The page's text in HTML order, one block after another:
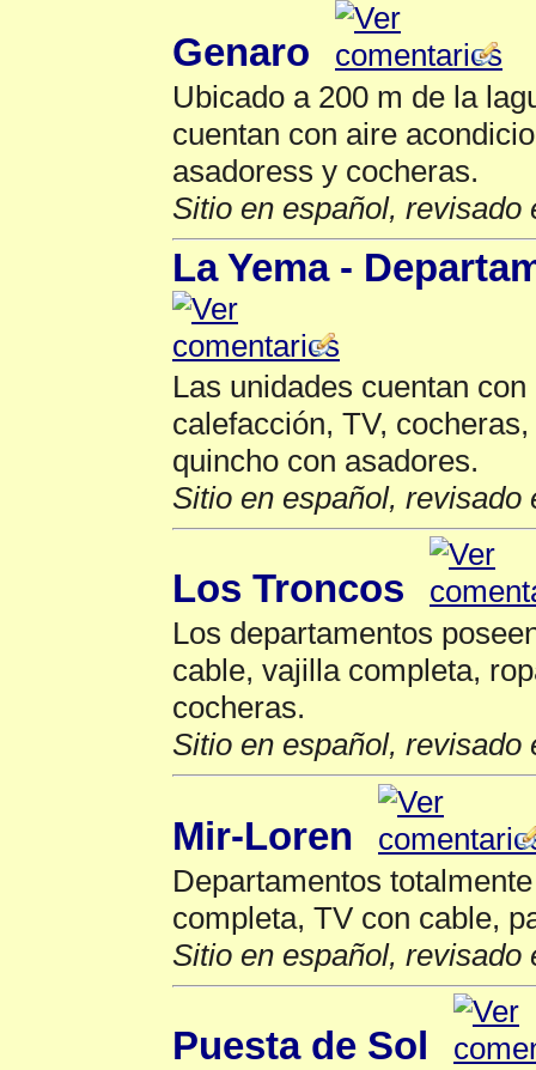
Genaro
Ubicado a 200 m de la
cuentan con aire
asadoress y cocheras.
Sitio en español, revisado
La Yema -
Las unidades cuentan
calefacción, TV,
quincho con asadores.
Sitio en español, revisado
Los Troncos
Los departamentos
cable, vajilla completa,
cocheras.
Sitio en español, revisado
Mir-Loren
Departamentos
completa, TV con cable,
Sitio en español, revisado
Puesta de Sol